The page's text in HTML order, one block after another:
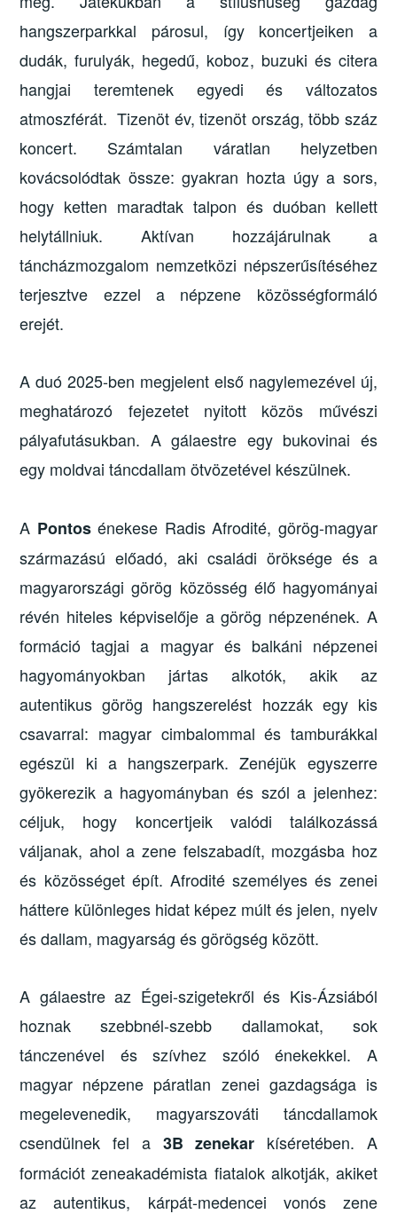
hangszerparkkal párosul, így koncertjeiken a
dudák, furulyák, hegedű, koboz, buzuki és citera
hangjai teremtenek egyedi és változatos
atmoszférát. Tizenöt év, tizenöt ország, több száz
koncert. Számtalan váratlan helyzetben
kovácsolódtak össze: gyakran hozta úgy a sors,
hogy ketten maradtak talpon és duóban kellett
helytállniuk. Aktívan hozzájárulnak a
táncházmozgalom nemzetközi népszerűsítéséhez
terjesztve ezzel a népzene közösségformáló
erejét.
A duó 2025-ben megjelent első nagylemezével új,
meghatározó fejezetet nyitott közös művészi
pályafutásukban. A gálaestre egy bukovinai és
egy moldvai táncdallam ötvözetével készülnek.
A Pontosénekese Radis Afrodité, görög-magyar
származású előadó, aki családi öröksége és a
magyarországi görög közösség élő hagyományai
révén hiteles képviselője a görög népzenének. A
formáció tagjai a magyar és balkáni népzenei
hagyományokban jártas alkotók, akik az
autentikus görög hangszerelést hozzák egy kis
csavarral: magyar cimbalommal és tamburákkal
egészül ki a hangszerpark. Zenéjük egyszerre
gyökerezik a hagyományban és szól a jelenhez:
céljuk, hogy koncertjeik valódi találkozássá
váljanak, ahol a zene felszabadít, mozgásba hoz
és közösséget épít. Afrodité személyes és zenei
háttere különleges hidat képez múlt és jelen, nyelv
és dallam, magyarság és görögség között.
A gálaestre az Égei-szigetekről és Kis-Ázsiából
hoznak szebbnél-szebb dallamokat, sok
tánczenével és szívhez szóló énekekkel. A
magyar népzene páratlan zenei gazdagsága is
megelevenedik, magyarszováti táncdallamok
csendülnek fel a 3B zenekar kíséretében. A
formációt zeneakadémista fiatalok alkotják, akiket
az autentikus, kárpát-medencei vonós zene